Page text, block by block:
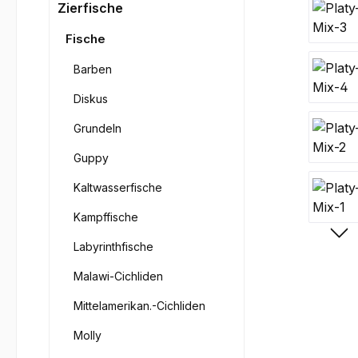
Zierfische
Fische
Barben
Diskus
Grundeln
Guppy
Kaltwasserfische
Kampffische
Labyrinthfische
Malawi-Cichliden
Mittelamerikan.-Cichliden
Molly